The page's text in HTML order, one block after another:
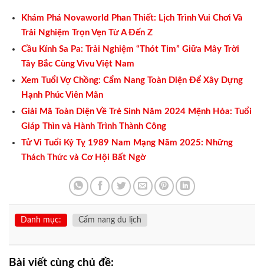
Khám Phá Novaworld Phan Thiết: Lịch Trình Vui Chơi Và
Trải Nghiệm Trọn Vẹn Từ A Đến Z
Cầu Kính Sa Pa: Trải Nghiệm “Thót Tim” Giữa Mây Trời
Tây Bắc Cùng Vivu Việt Nam
Xem Tuổi Vợ Chồng: Cẩm Nang Toàn Diện Để Xây Dựng
Hạnh Phúc Viên Mãn
Giải Mã Toàn Diện Về Trẻ Sinh Năm 2024 Mệnh Hỏa: Tuổi
Giáp Thìn và Hành Trình Thành Công
Tử Vi Tuổi Kỷ Tỵ 1989 Nam Mạng Năm 2025: Những
Thách Thức và Cơ Hội Bất Ngờ
Danh mục: Cẩm nang du lịch
Bài viết cùng chủ đề: